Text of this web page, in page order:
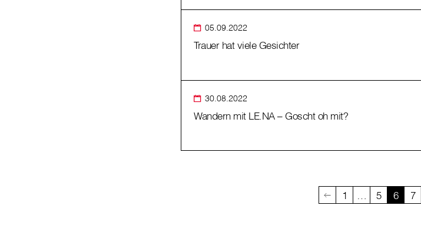
05.09.2022
Trauer hat viele Gesichter
30.08.2022
Wandern mit LE.NA – Goscht oh mit?
1 … 5 6 7